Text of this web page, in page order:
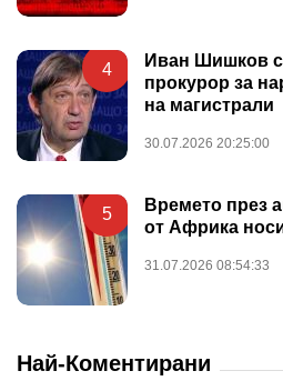
4
Иван Шишков
прокурор за
на магистрали
30.07.2026 20:25:00
5
Времето през
от Африка
31.07.2026 08:54:33
Най-Коментирани